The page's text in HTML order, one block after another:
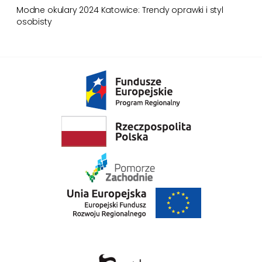
Modne okulary 2024 Katowice: Trendy oprawki i styl
osobisty